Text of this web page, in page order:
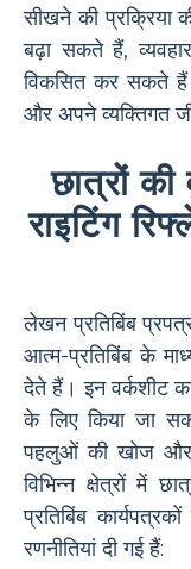
सीखने की प्रक्रिया
बढ़ा सकते हैं,
विकसित कर सकते हैं
और अपने व्यक्तिगत
छात्रों
राइटिंग
लेखन प्रतिबिंब
आत्म-प्रतिबिंब के
देते हैं। इन वर्कशीट
के लिए किया जा
पहलुओं की खोज और
विभिन्न क्षेत्रों में
प्रतिबिंब
रणनीतियां दी गई हैं: